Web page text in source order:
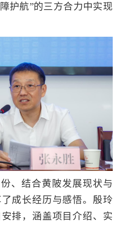
护航”的三方合力中实现
、结合黄陂发展现状与
成长经历与感悟。 殷玲
排，涵盖项目介绍、实